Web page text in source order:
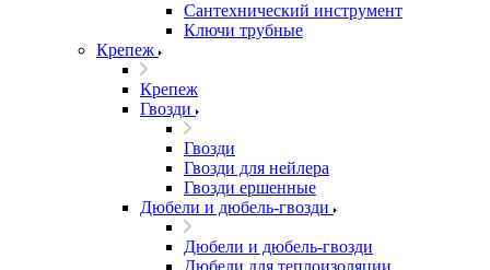
Сантехнический инструмент
Ключи трубные
Крепеж
Крепеж
Гвозди
Гвозди
Гвозди для нейлера
Гвозди ершенные
Дюбели и дюбель-гвозди
Дюбели и дюбель-гвозди
Дюбели для теплоизоляции